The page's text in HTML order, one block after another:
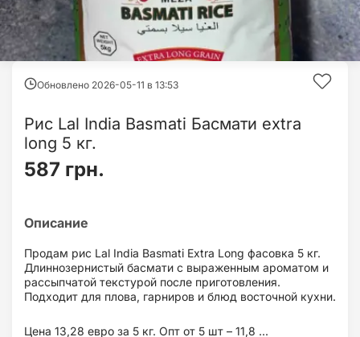
Обновлено 2026-05-11 в 13:53
Рис Lal India Basmati Басмати extra
long 5 кг.
587 грн.
Продам рис Lal India Basmati Extra Long фасовка 5 кг.
Длиннозернистый басмати с выраженным ароматом и
рассыпчатой текстурой после приготовления.
Подходит для плова, гарниров и блюд восточной кухни.
Цена 13,28 евро за 5 кг. Опт от 5 шт – 11,8 ...